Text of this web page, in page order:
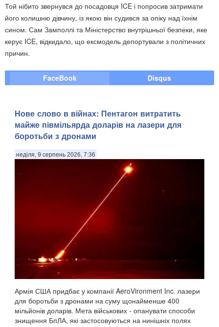
Той нібито звернувся до посадовця ICE і попросив затримати
його колишню дівчину, із якою він судився за опіку над їхнім
сином. Сам Замполлі та Міністерство внутрішньої безпеки, яке
керує ICE, відкидало, що ексмодель депортували з політичних
причин.
FaceBook Disqus
Нове слово в війнах: Пентагон витратить
майже півмільярда доларів на лазери для
боротьби з дронами
неділя, 9 серпень 2026, 7:36
Армія США придбає у компанії AeroVironment Inc. лазери
для боротьби з дронами на суму щонайменше 400
мільйонів доларів. Мета військових - опанувати способи
знищення БпЛА, які застосовуються на нинішніх полях